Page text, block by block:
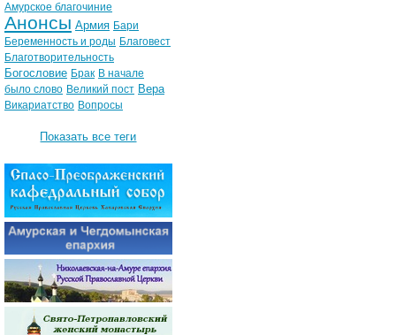
Амурское благочиние
Анонсы Армия Бари
Беременность и роды Благовест
Благотворительность
Богословие Брак В начале
было слово Великий пост Вера
Викариатство Вопросы
Показать все теги